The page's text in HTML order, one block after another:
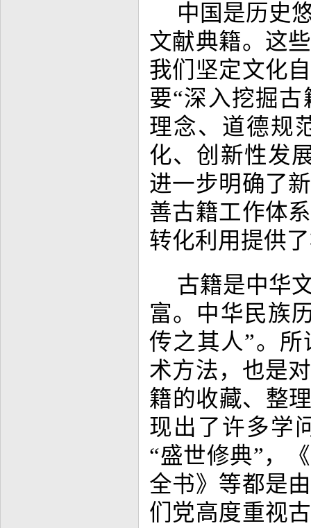
中国是历史
文献典籍。这
我们坚定文化
要“深入挖掘
理念、道德规
化、创新性发
进一步明确了
善古籍工作体
转化利用提供
古籍是中华
富。中华民族
传之其人”。
术方法，也是
籍的收藏、整
现出了许多学
“盛世修典”，
全书》等都是
们党高度重视